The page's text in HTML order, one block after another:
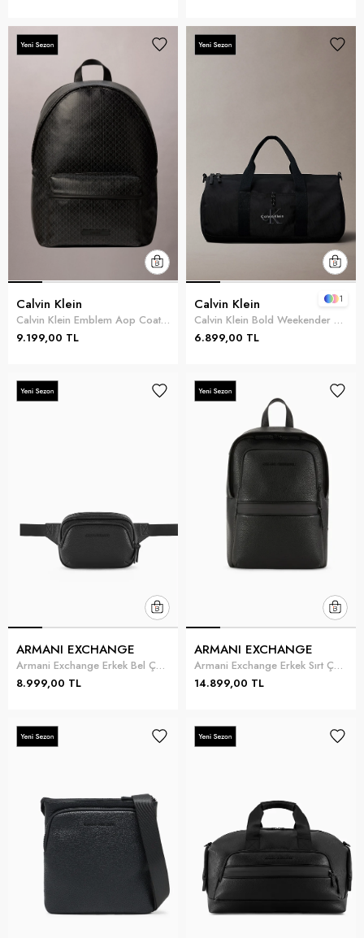
Calvin Klein
Calvin Klein Emblem Aop Coated Canvas Campus Erkek Sırt Çantası Siyah
9.199,00 TL
Calvin Klein
Calvin Klein Bold Weekender Erkek El Çantası Siyah
6.899,00 TL
1
ARMANI EXCHANGE
Armani Exchange Erkek Bel Çantası Siyah
8.999,00 TL
ARMANI EXCHANGE
Armani Exchange Erkek Sırt Çantası Siyah
14.899,00 TL